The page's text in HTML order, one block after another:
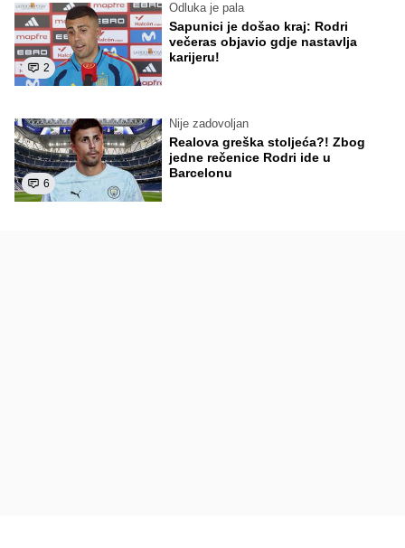
2
Odluka je pala
Sapunici je došao kraj: Rodri
večeras objavio gdje nastavlja
karijeru!
6
Nije zadovoljan
Realova greška stoljeća?! Zbog
jedne rečenice Rodri ide u
Barcelonu